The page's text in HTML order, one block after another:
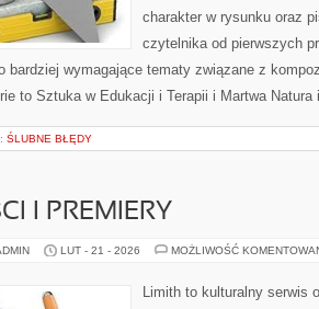
charakter w rysunku oraz
czytelnika od pierwszych
bardziej wymagające tematy związane z
to Sztuka w Edukacji i Terapii i Martwa
ŚLUBNE BŁĘDY
I PREMIERY
LUT - 21 - 2026 MOŻLIWOŚĆ
Limith to kulturalny serwis